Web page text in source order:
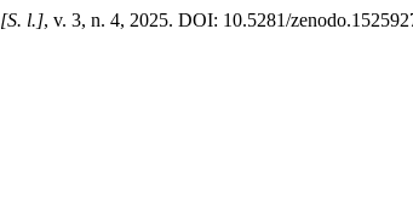
[S. l.], v. 3, n. 4, 2025. DOI: 10.5281/